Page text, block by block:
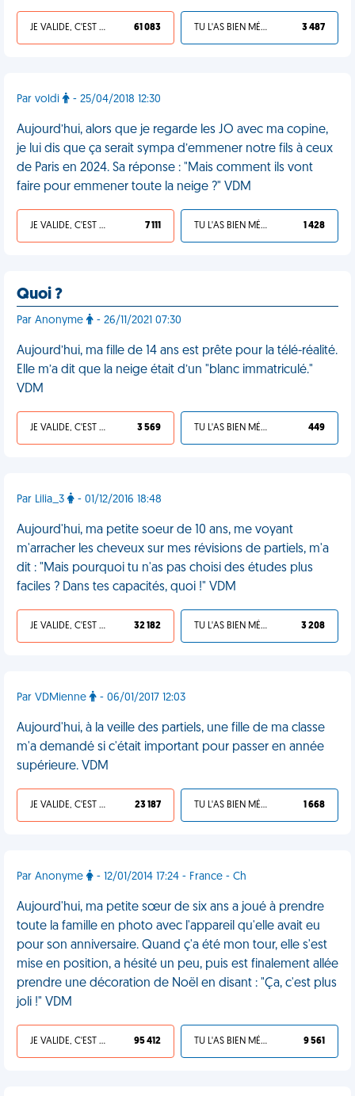
JE VALIDE, C'EST UNE VDM 61 083 TU L'AS BIEN MÉRITÉ 3 487
Par voldi - 25/04/2018 12:30
Aujourd’hui, alors que je regarde les JO avec ma copine,
je lui dis que ça serait sympa d’emmener notre fils à ceux
de Paris en 2024. Sa réponse : "Mais comment ils vont
faire pour emmener toute la neige ?" VDM
JE VALIDE, C'EST UNE VDM 7 111 TU L'AS BIEN MÉRITÉ 1 428
Quoi ?
Par Anonyme - 26/11/2021 07:30
Aujourd’hui, ma fille de 14 ans est prête pour la télé-réalité.
Elle m’a dit que la neige était d’un "blanc immatriculé."
VDM
JE VALIDE, C'EST UNE VDM 3 569 TU L'AS BIEN MÉRITÉ 449
Par Lilia_3 - 01/12/2016 18:48
Aujourd'hui, ma petite soeur de 10 ans, me voyant
m'arracher les cheveux sur mes révisions de partiels, m'a
dit : "Mais pourquoi tu n'as pas choisi des études plus
faciles ? Dans tes capacités, quoi !" VDM
JE VALIDE, C'EST UNE VDM 32 182 TU L'AS BIEN MÉRITÉ 3 208
Par VDMienne - 06/01/2017 12:03
Aujourd'hui, à la veille des partiels, une fille de ma classe
m'a demandé si c'était important pour passer en année
supérieure. VDM
JE VALIDE, C'EST UNE VDM 23 187 TU L'AS BIEN MÉRITÉ 1 668
Par Anonyme - 12/01/2014 17:24 - France - Ch
Aujourd'hui, ma petite sœur de six ans a joué à prendre
toute la famille en photo avec l'appareil qu'elle avait eu
pour son anniversaire. Quand ç'a été mon tour, elle s'est
mise en position, a hésité un peu, puis est finalement allée
prendre une décoration de Noël en disant : "Ça, c'est plus
joli !" VDM
JE VALIDE, C'EST UNE VDM 95 412 TU L'AS BIEN MÉRITÉ 9 561